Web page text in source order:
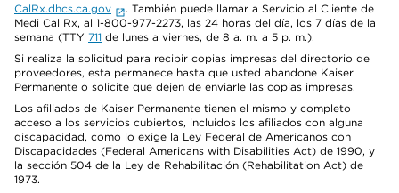
CalRx.dhcs.ca.gov
. También puede llamar a Servicio al Cliente de
Medi Cal Rx, al 1-800-977-2273, las 24 horas del día, los 7 días de la
semana (TTY 711 de lunes a viernes, de 8 a. m. a 5 p. m.).
Si realiza la solicitud para recibir copias impresas del directorio de
proveedores, esta permanece hasta que usted abandone Kaiser
Permanente o solicite que dejen de enviarle las copias impresas.
Los afiliados de Kaiser Permanente tienen el mismo y completo
acceso a los servicios cubiertos, incluidos los afiliados con alguna
discapacidad, como lo exige la Ley Federal de Americanos con
Discapacidades (Federal Americans with Disabilities Act) de 1990, y
la sección 504 de la Ley de Rehabilitación (Rehabilitation Act) de
1973.